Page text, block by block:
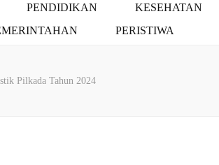
PENDIDIKAN
KESEHATAN
PERISTIWA
Pilkada Tahun 2024